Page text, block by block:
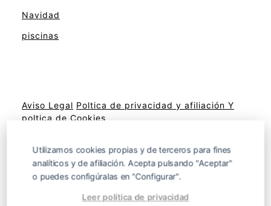
Navidad
piscinas
Aviso Legal Poltica de privacidad y afiliación Y
poltica de Cookies
Sitemap
Utilizamos cookies propias y de terceros para fines
analíticos y de afiliación. Acepta pulsando "Aceptar"
o puedes configúralas en "Configurar".
Leer política de privacidad